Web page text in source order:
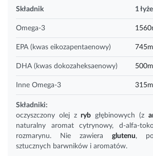
Składnik 1
Omega-3
EPA (kwas eikozapentaenowy)
DHA (kwas dokozaheksaenowy)
Inne Omega-3
Składniki:
oczyszczony olej zryb głębinowych (z
naturalny aromat cytrynowy, d-alfa-
rozmarynu. Nie zawiera glutenu,
sztucznych barwników i aromatów.